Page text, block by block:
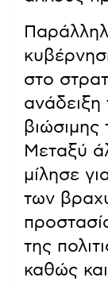
στο
βιώσιμης
Μεταξύ
μίλησε
των
της
καθώς